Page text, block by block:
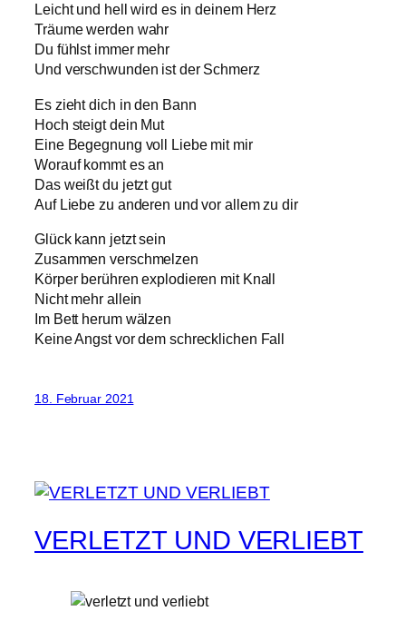
Leicht und hell wird es in deinem Herz
Träume werden wahr
Du fühlst immer mehr
Und verschwunden ist der Schmerz
Es zieht dich in den Bann
Hoch steigt dein Mut
Eine Begegnung voll Liebe mit mir
Worauf kommt es an
Das weißt du jetzt gut
Auf Liebe zu anderen und vor allem zu dir
Glück kann jetzt sein
Zusammen verschmelzen
Körper berühren explodieren mit Knall
Nicht mehr allein
Im Bett herum wälzen
Keine Angst vor dem schrecklichen Fall
18. Februar 2021
VERLETZT UND VERLIEBT